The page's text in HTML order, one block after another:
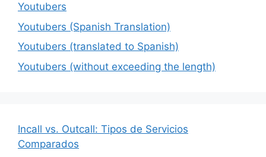
Youtubers
Youtubers (Spanish Translation)
Youtubers (translated to Spanish)
Youtubers (without exceeding the length)
Incall vs. Outcall: Tipos de Servicios
Comparados